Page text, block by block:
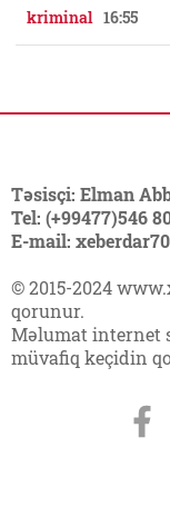
kriminal 16:55
Təsisçi: Elman
Tel: (+99477)546
E-mail:
© 2015-2024
qorunur.
Məlumat internet
müvafiq keçidin